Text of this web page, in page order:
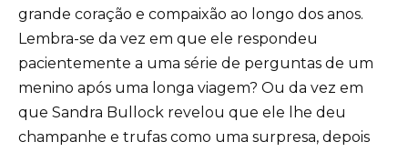
grande coração e compaixão ao longo dos anos.
Lembra-se da vez em que ele respondeu
pacientemente a uma série de perguntas de um
menino após uma longa viagem? Ou da vez em
que Sandra Bullock revelou que ele lhe deu
champanhe e trufas como uma surpresa, depois